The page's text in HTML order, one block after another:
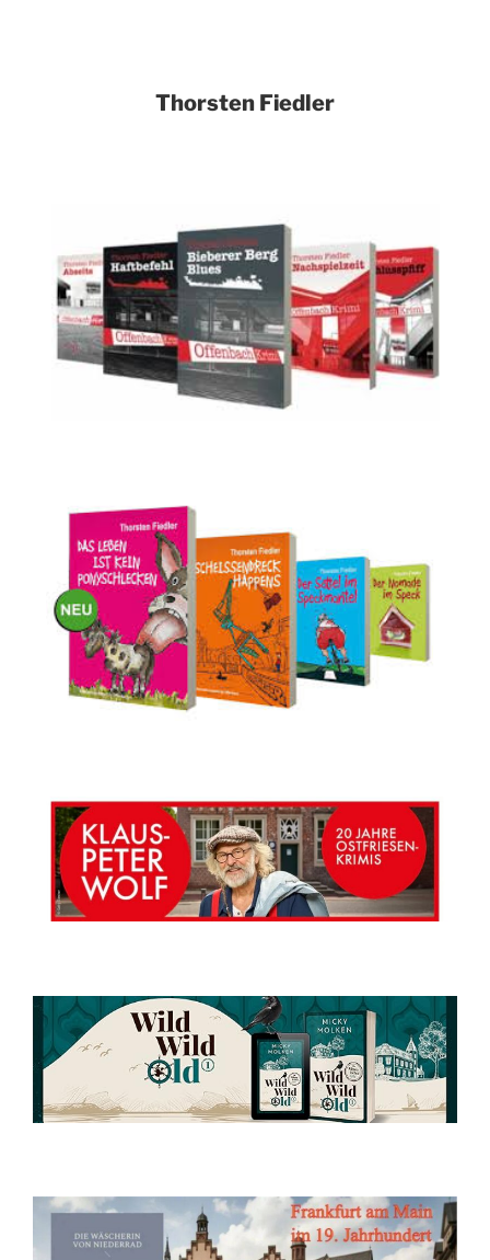
Thorsten Fiedler